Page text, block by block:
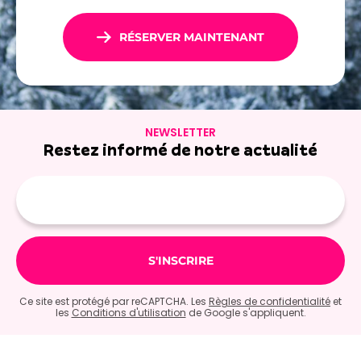
RÉSERVER MAINTENANT
NEWSLETTER
Restez informé de notre actualité
mail
Ce site est protégé par reCAPTCHA. Les Règles de confidentialité et
les Conditions d'utilisation de Google s'appliquent.